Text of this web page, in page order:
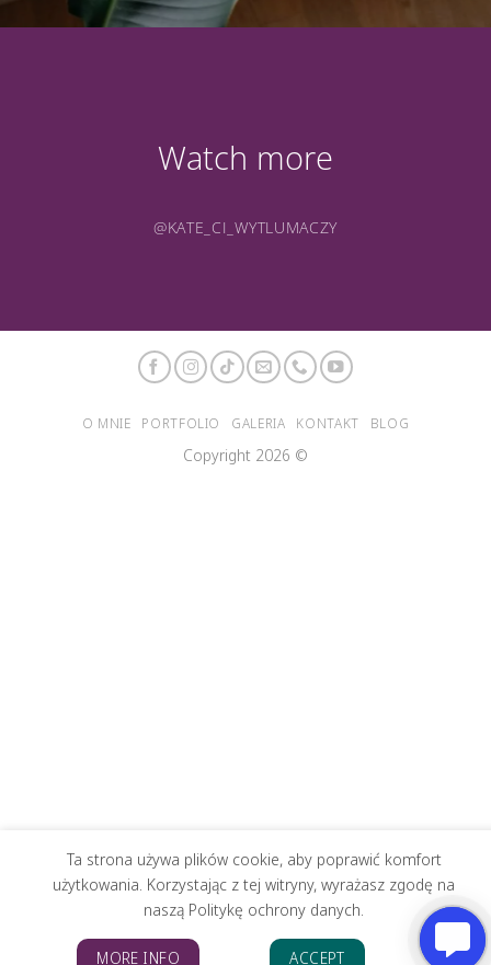
Watch more
@KATE_CI_WYTLUMACZY
O MNIE PORTFOLIO GALERIA KONTAKT BLOG
Copyright 2026 ©
Ta strona używa plików cookie, aby poprawić komfort
użytkowania. Korzystając z tej witryny, wyrażasz zgodę na
naszą Politykę ochrony danych.
MORE INFO ACCEPT